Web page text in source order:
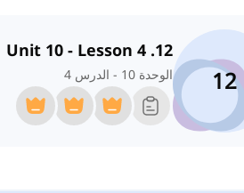
12
12. Unit 10 - Lesson 4
الوحدة 10 - الدرس 4